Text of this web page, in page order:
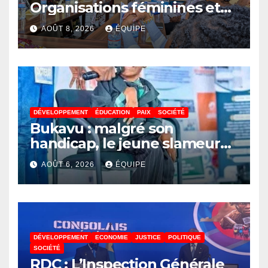
Organisations féminines et
associations des jeunes
réunies pour parler paix
AOÛT 8, 2026 ÉQUIPE
DÉVELOPPEMENT ÉDUCATION PAIX SOCIÉTÉ
Bukavu : malgré son
handicap, le jeune slameur
Akonkwa Kenyata Bernard
lance un appel à la solidarité
pour poursuivre ses études
AOÛT 6, 2026 ÉQUIPE
DÉVELOPPEMENT ECONOMIE JUSTICE
POLITIQUE
SOCIÉTÉ
RDC : L’Inspection Générale